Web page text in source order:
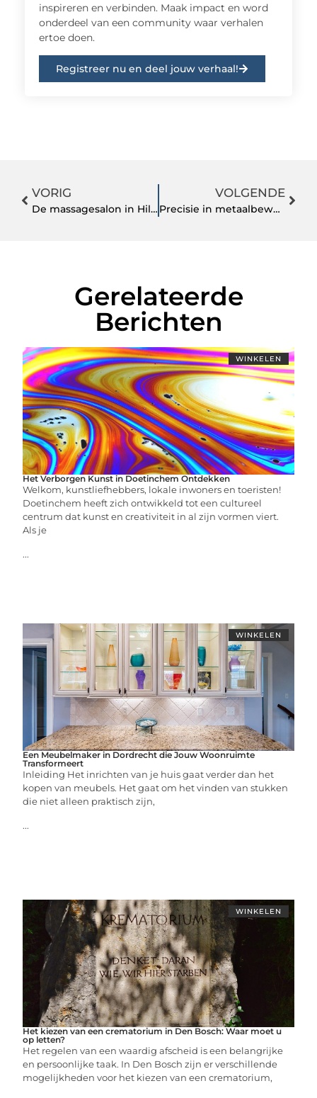
inspireren en verbinden. Maak impact en word
onderdeel van een community waar verhalen
ertoe doen.
Registreer nu en deel jouw verhaal!
VORIG
De massagesalon in Hilversum, dé plek waar jij eens heen zou moeten
VOLGENDE
Precisie in metaalbewerking dankzij professioneel plaatwalsen
Gerelateerde
Berichten
WINKELEN
Het Verborgen Kunst in Doetinchem Ontdekken
Welkom, kunstliefhebbers, lokale inwoners en toeristen!
Doetinchem heeft zich ontwikkeld tot een cultureel
centrum dat kunst en creativiteit in al zijn vormen viert.
Als je
...
WINKELEN
Een Meubelmaker in Dordrecht die Jouw Woonruimte
Transformeert
Inleiding Het inrichten van je huis gaat verder dan het
kopen van meubels. Het gaat om het vinden van stukken
die niet alleen praktisch zijn,
...
WINKELEN
Het kiezen van een crematorium in Den Bosch: Waar moet u
op letten?
Het regelen van een waardig afscheid is een belangrijke
en persoonlijke taak. In Den Bosch zijn er verschillende
mogelijkheden voor het kiezen van een crematorium,